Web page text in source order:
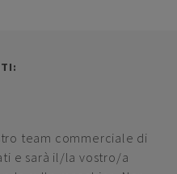
team commerciale di
e sarà il/la vostro/a